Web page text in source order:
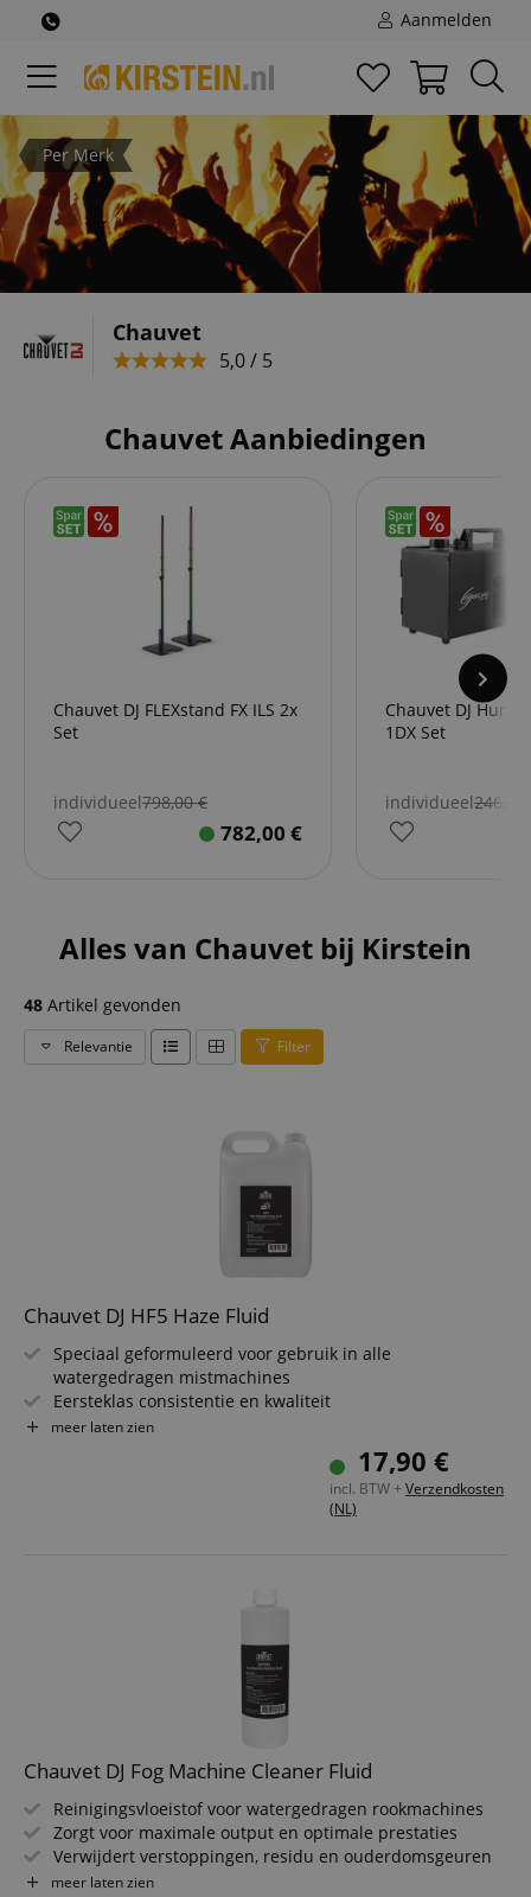
Aanmelden
Per Merk
Chauvet
5,0 / 5
Chauvet Aanbiedingen
Chauvet DJ FLEXstand FX ILS 2x
Set
individueel798,00€
782,00 €
Chauvet DJ
1DX Set
individueel246,90
Alles van Chauvet bij Kirstein
48 Artikel gevonden
Relevantie Filter
Chauvet DJ HF5 Haze Fluid
Speciaal geformuleerd voor gebruik in alle
watergedragen mistmachines
Eersteklas consistentie en kwaliteit
Creëert een fijne nevel van mist
Niet giftig, niet brandbaar en geurloos
meer laten zien
17,90 €
incl. BTW + Verzendkosten
(NL)
Chauvet DJ Fog Machine Cleaner Fluid
Reinigingsvloeistof voor watergedragen rookmachines
Zorgt voor maximale output en optimale prestaties
Verwijdert verstoppingen, residu en ouderdomsgeuren
Gewicht: 0,4 kg
meer laten zien